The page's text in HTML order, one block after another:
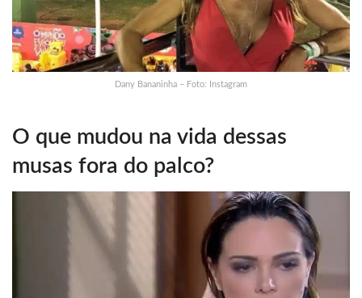
Dany Bananinha – Foto: Instagram
O que mudou na vida dessas
musas fora do palco?